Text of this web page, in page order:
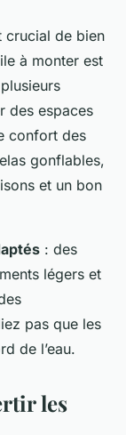
crucial de bien
à monter est
des espaces
confort des
gonflables,
et un bon
: des
légers et
pas que les
de l’eau.
les